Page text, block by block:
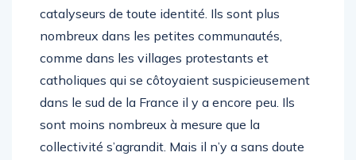
catalyseurs de toute identité. Ils sont plus
nombreux dans les petites communautés,
comme dans les villages protestants et
catholiques qui se côtoyaient suspicieusement
dans le sud de la France il y a encore peu. Ils
sont moins nombreux à mesure que la
collectivité s’agrandit. Mais il n’y a sans doute